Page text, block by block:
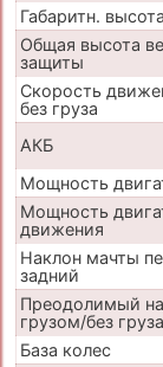
Габаритн.
Общая высота
защиты
Скорость
без груза
АКБ
Мощность
Мощность
движения
Наклон мачты
задний
Преодолимый
грузом/без груза
База колес